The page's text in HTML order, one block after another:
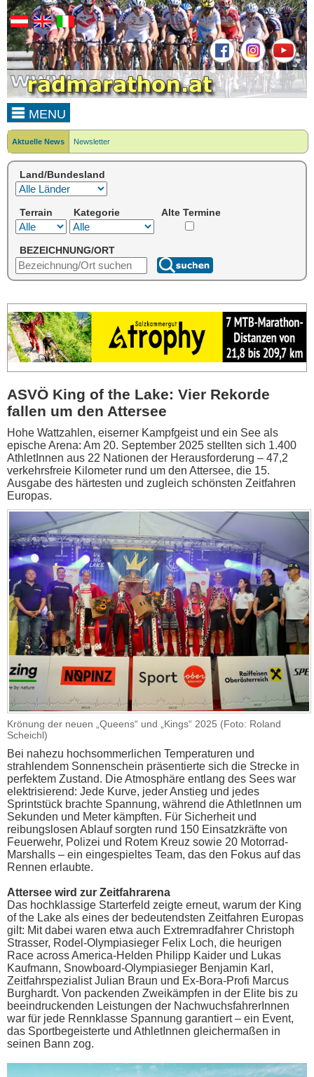
MENU
Aktuelle News Newsletter
Land/Bundesland
Terrain Kategorie Alte Termine
BEZEICHNUNG/ORT
ASVÖ King of the Lake: Vier Rekorde
fallen um den Attersee
Hohe Wattzahlen, eiserner Kampfgeist und ein See als
epische Arena: Am 20. September 2025 stellten sich 1.400
AthletInnen aus 22 Nationen der Herausforderung – 47,2
verkehrsfreie Kilometer rund um den Attersee, die 15.
Ausgabe des härtesten und zugleich schönsten Zeitfahren
Europas.
Krönung der neuen „Queens“ und „Kings“ 2025 (Foto: Roland
Scheichl)
Bei nahezu hochsommerlichen Temperaturen und
strahlendem Sonnenschein präsentierte sich die Strecke in
perfektem Zustand. Die Atmosphäre entlang des Sees war
elektrisierend: Jede Kurve, jeder Anstieg und jedes
Sprintstück brachte Spannung, während die AthletInnen um
Sekunden und Meter kämpften. Für Sicherheit und
reibungslosen Ablauf sorgten rund 150 Einsatzkräfte von
Feuerwehr, Polizei und Rotem Kreuz sowie 20 Motorrad-
Marshalls – ein eingespieltes Team, das den Fokus auf das
Rennen erlaubte.
Attersee wird zur Zeitfahrarena
Das hochklassige Starterfeld zeigte erneut, warum der King
of the Lake als eines der bedeutendsten Zeitfahren Europas
gilt: Mit dabei waren etwa auch Extremradfahrer Christoph
Strasser, Rodel-Olympiasieger Felix Loch, die heurigen
Race across America-Helden Philipp Kaider und Lukas
Kaufmann, Snowboard-Olympiasieger Benjamin Karl,
Zeitfahrspezialist Julian Braun und Ex-Bora-Profi Marcus
Burghardt. Von packenden Zweikämpfen in der Elite bis zu
beeindruckenden Leistungen der NachwuchsfahrerInnen
war für jede Rennklasse Spannung garantiert – ein Event,
das Sportbegeisterte und AthletInnen gleichermaßen in
seinen Bann zog.